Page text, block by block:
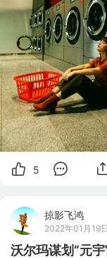
书 学点别人的经
5
掠影飞鸿
2022年01月19日
沃尔玛谋划“元